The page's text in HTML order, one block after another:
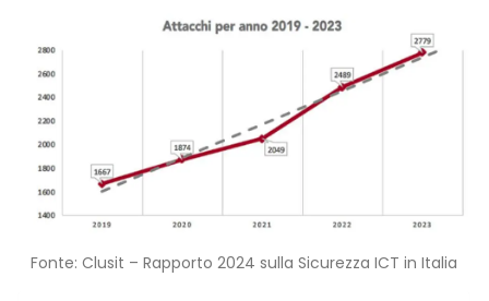
Fonte: Clusit – Rapporto 2024 sulla Sicurezza ICT in Italia